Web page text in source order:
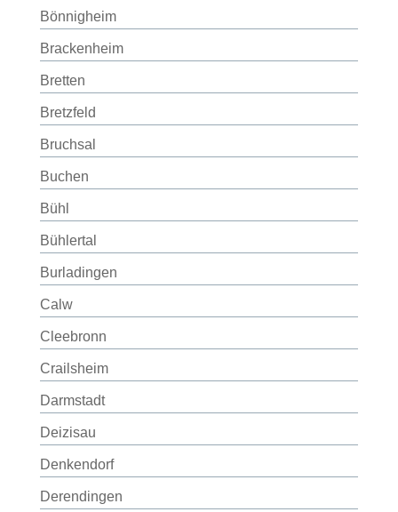
Bönnigheim
Brackenheim
Bretten
Bretzfeld
Bruchsal
Buchen
Bühl
Bühlertal
Burladingen
Calw
Cleebronn
Crailsheim
Darmstadt
Deizisau
Denkendorf
Derendingen